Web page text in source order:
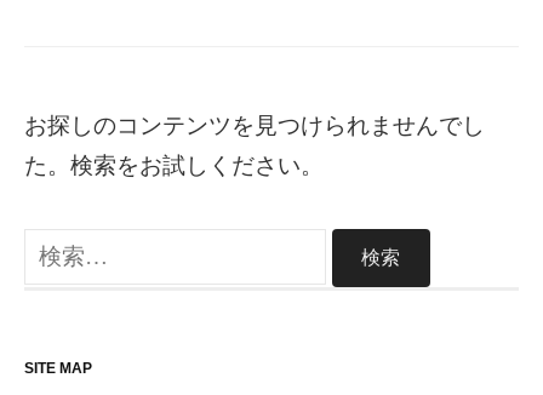
お探しのコンテンツを見つけられませんでし
た。検索をお試しください。
検
索:
SITE MAP